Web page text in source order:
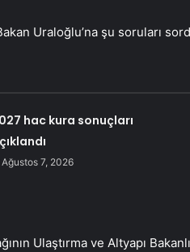
Uraloğlu’na şu soruları
hac kura sonuçları
Ağustos 7, 2026
Ulaştırma ve Altyapı